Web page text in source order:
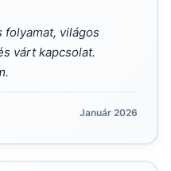
folyamat, világos
várt kapcsolat.
Január 2026